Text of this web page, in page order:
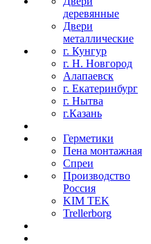
деревянные
Двери
металлические
г. Кунгур
г. Н. Новгород
Алапаевск
г. Екатеринбург
г. Нытва
г.Казань
Герметики
Пена монтажная
Спреи
Производство
Россия
KIM TEK
Trellerborg